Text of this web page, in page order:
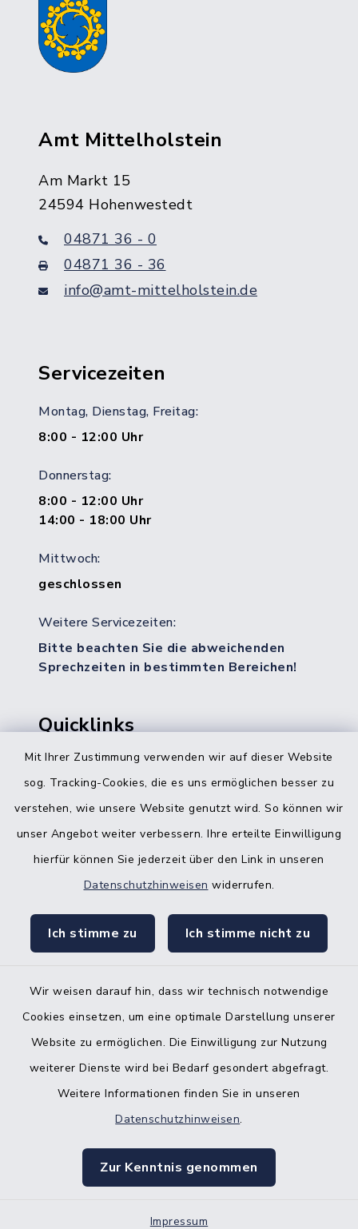
Mit Ihrer Zustimmung verwenden wir auf dieser Website
sog. Tracking-Cookies, die es uns ermöglichen besser zu
verstehen, wie unsere Website genutzt wird. So können wir
unser Angebot weiter verbessern. Ihre erteilte Einwilligung
hierfür können Sie jederzeit über den Link in unseren
Datenschutzhinweisen widerrufen.
Ich stimme zu Ich stimme nicht zu
Wir weisen darauf hin, dass wir technisch notwendige
Cookies einsetzen, um eine optimale Darstellung unserer
Website zu ermöglichen. Die Einwilligung zur Nutzung
weiterer Dienste wird bei Bedarf gesondert abgefragt.
Weitere Informationen finden Sie in unseren
Datenschutzhinweisen.
Zur Kenntnis genommen
Impressum
Amt Mittelholstein
Am Markt 15
24594 Hohenwestedt
04871 36 - 0
04871 36 - 36
info@amt-mittelholstein.de
Servicezeiten
Montag, Dienstag, Freitag:
8:00 - 12:00 Uhr
Donnerstag:
8:00 - 12:00 Uhr
14:00 - 18:00 Uhr
Mittwoch:
geschlossen
Weitere Servicezeiten:
Bitte beachten Sie die abweichenden
Sprechzeiten in bestimmten Bereichen!
Quicklinks
Bürgerbüro Hohenwestedt
Bürgerbüro Hanerau-Hademarschen
Nebenstelle Padenstedt
Gleichstellungsbüro
Barrierefreiheit
Impressum
Sitemap
Klick mich doch mal an.